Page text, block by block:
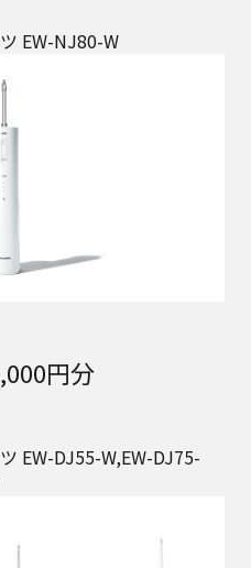
EW-NJ80-W
円分
EW-DJ55-W,EW-DJ75-